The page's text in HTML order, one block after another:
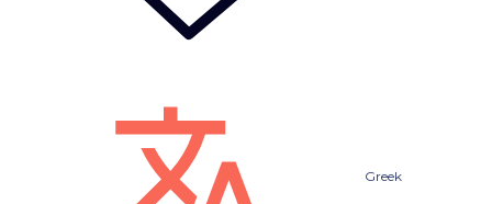
Greek